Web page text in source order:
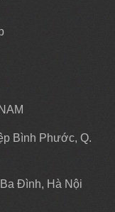
Bình Phước, Q.
Đình, Hà Nội